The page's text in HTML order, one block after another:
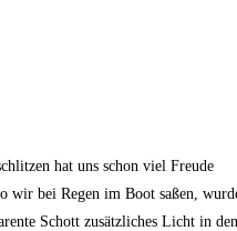
hat uns schon viel Freude
wir bei Regen im Boot saßen,
Schott zusätzliches Licht in den